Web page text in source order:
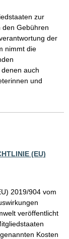
zur
den Gebühren
der
nimmt die
auch
und
(EU)
2019/904 vom
veröffentlicht
Kosten